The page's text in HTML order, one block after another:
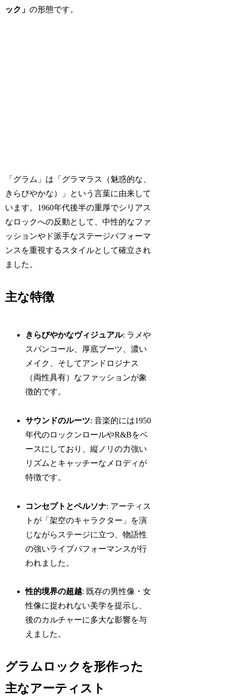
ック」の形態です。
「グラム」は「グラマラス（魅惑的な、
きらびやかな）」という言葉に由来して
います。1960年代後半の重厚でシリアス
なロックへの反動として、中性的なファ
ッションやド派手なステージパフォーマ
ンスを重視するスタイルとして確立され
ました。
主な特徴
きらびやかなヴィジュアル: ラメや
スパンコール、厚底ブーツ、濃い
メイク、そしてアンドロジナス
（両性具有）なファッションが象
徴的です。
サウンドのルーツ: 音楽的には1950
年代のロックンロールやR&Bをベ
ースにしており、縦ノリの力強い
リズムとキャッチーなメロディが
特徴です。
コンセプトとペルソナ: アーティス
トが「架空のキャラクター」を演
じながらステージに立つ、物語性
の強いライブパフォーマンスが行
われました。
性的境界の超越: 既存の男性像・女
性像に捉われない美学を提示し、
後のカルチャーに多大な影響を与
えました。
グラムロックを形作った
主なアーティスト